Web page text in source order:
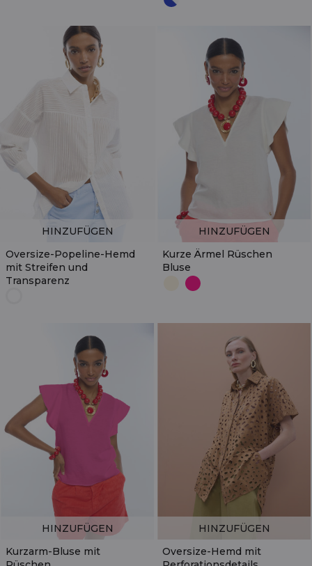
Oversize-Popeline-Hemd
mit Streifen und
Transparenz
HINZUFÜGEN
Kurze Ärmel Rüschen
Bluse
HINZUFÜGEN
Kurzarm-Bluse mit
HINZUFÜGEN
Oversize-Hemd mit
HINZUFÜGEN